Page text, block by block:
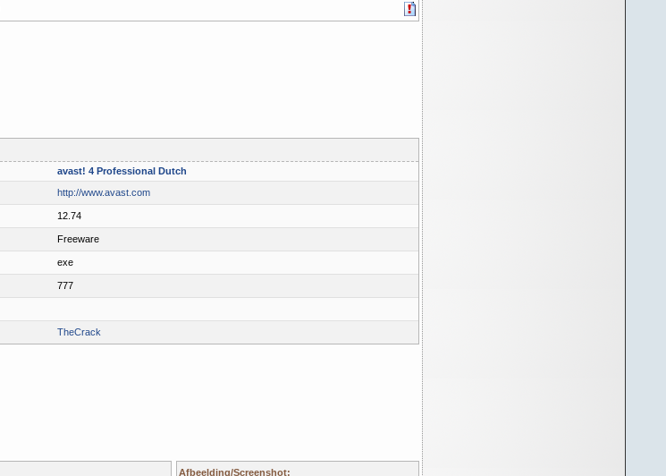
avast! 4 Professional Dutch
http://www.avast.com
12.74
Freeware
exe
777
TheCrack
Afbeelding/Screenshot: